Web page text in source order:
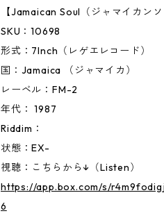
【Jamaican Soul（ジャマイカン
SKU：10698
形式：7Inch（レゲエレコード）
国：Jamaica （ジャマイカ）
レーベル：FM-2
年代： 1987
Riddim：
状態：EX-
視聴：こちらから↓（Listen）
https://app.box.com/s/
6